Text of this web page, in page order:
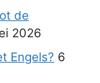
de
2026
Engels? 6